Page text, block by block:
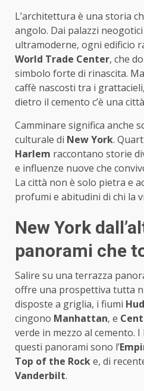
L’architettura è una storia
angolo. Dai palazzi
ultramoderne, ogni edificio
World Trade Center, che
simbolo forte di rinascita.
caffè nascosti tra i
dietro il cemento c’è una
Camminare significa anche
culturale di New York.
Harlem raccontano storie
e influenze nuove che
La città non è solo pietra e
profumi e abitudini di chi la
New York
panorami che
Salire su una terrazza
offre una prospettiva tutta
disposte a griglia, i fiumi
cingono Manhattan, e
verde in mezzo al cemento.
questi panorami sono l’
Top of the Rocke, di
Vanderbilt.